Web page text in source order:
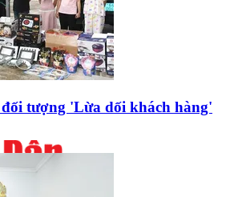
tượng 'Lừa dối khách hàng'